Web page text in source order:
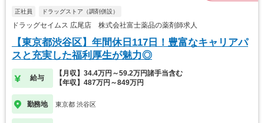
正社員 ドラッグストア（調剤併設）
ドラッグセイムス 広尾店 株式会社富士薬品の薬剤師求人
【東京都渋谷区】年間休日117日！豊富なキャリアパ
スと充実した福利厚生が魅力◎
給与
【月収】34.4万円～59.2万円諸手当含む
【年収】487万円～849万円
勤務地 東京都 渋谷区